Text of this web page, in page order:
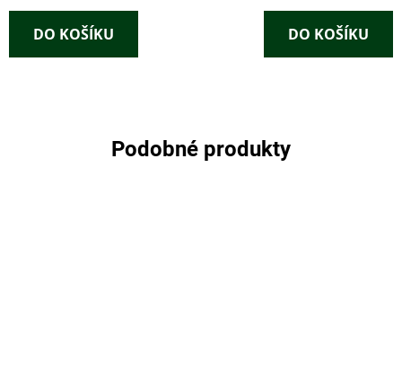
DO KOŠÍKU DO KOŠÍKU
Podobné produkty